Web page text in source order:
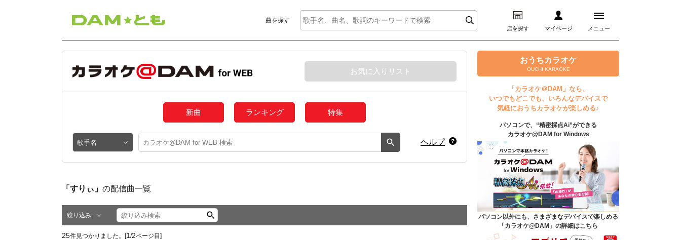
曲を探す
店を探す マイページ メニュー
ログイン
マイページ
プレミアムサービス
DAM★とも動画
DAM★とも録音
カラオケ＠DAM
ユーザー検索
キャンペーン
お気に入りリスト
新曲 ランキング 特集
ヘルプ
「すりぃ」 の配信曲一覧
絞り込み
25件見つかりました。[1 /2ページ目]
おうちカラオケ
OUCHI KARAOKE
「カラオケ＠DAM」なら、
いつでもどこでも、いろんなデバイスで
気軽におうちカラオケが楽しめる♪
パソコンで、“精密採点Ai”ができる
カラオケ@DAM for Windows
パソコン以外にも、さまざまなデバイスで楽しめる
「カラオケ@DAM」の詳細はこちら